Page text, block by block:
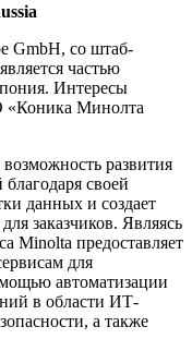
GmbH, со штаб-
частью
Интересы
«Коника Минолта
развития
своей
данных и создает
заказчиков. Являясь
Minolta предоставляет
для
автоматизации
в области ИТ-
а также